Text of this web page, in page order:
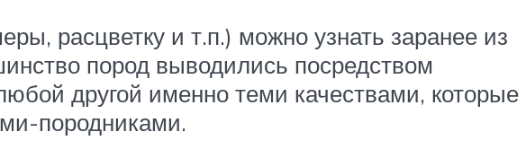
расцветку и т.п.) можно узнать заранее из
пород выводились посредством
другой именно теми качествами, которые
породниками.